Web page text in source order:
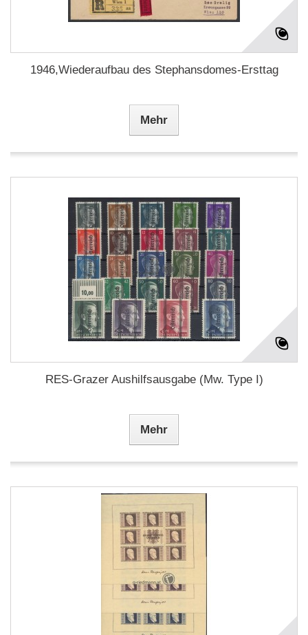
1946,Wiederaufbau des Stephansdomes-Ersttag
Mehr
RES-Grazer Aushilfsausgabe (Mw. Type I)
Mehr